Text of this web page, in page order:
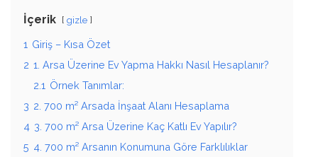
İçerik gizle
1 Giriş – Kısa Özet
2 1. Arsa Üzerine Ev Yapma Hakkı Nasıl Hesaplanır?
2.1 Örnek Tanımlar:
3 2. 700 m² Arsada İnşaat Alanı Hesaplama
4 3. 700 m² Arsa Üzerine Kaç Katlı Ev Yapılır?
5 4. 700 m² Arsanın Konumuna Göre Farklılıklar